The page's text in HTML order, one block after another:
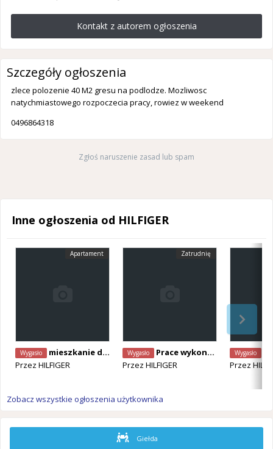
Kontakt z autorem ogłoszenia
Szczegóły ogłoszenia
zlece polozenie 40 M2 gresu na podlodze. Mozliwosc
natychmiastowego rozpoczecia pracy, rowiez w weekend
0496864318
Zgłoś naruszenie zasad lub spam
Inne ogłoszenia od HILFIGER
Apartament
Wygasło
mieszkanie do wynajecia w Brukseli
Przez HILFIGER
Zatrudnię
Wygasło
Prace wykonczeniowe BXL
Przez HILFIGER
Wygasło
Przez
Zobacz wszystkie ogłoszenia użytkownika
Giełda